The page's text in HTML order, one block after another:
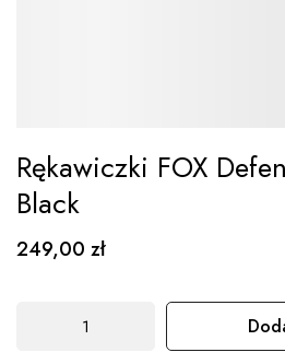
na
początek
Rękawiczki FOX
Black
249,00 zł